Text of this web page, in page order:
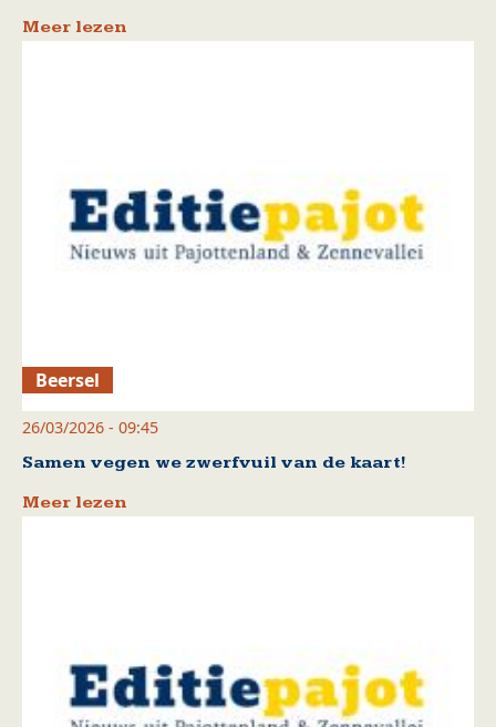
Meer lezen
Beersel
26/03/2026 - 09:45
Samen vegen we zwerfvuil van de kaart!
Meer lezen